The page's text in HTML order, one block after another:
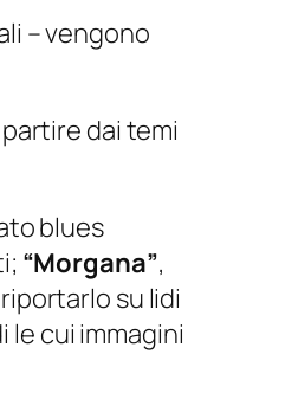
– vengono
dai temi
blues
“Morgana”,
su lidi
le cui immagini